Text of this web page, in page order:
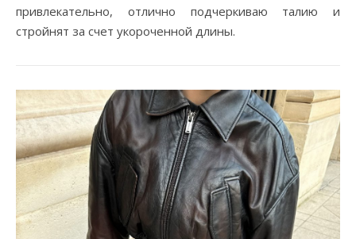
привлекательно, отлично подчеркиваю талию и
стройнят за счет укороченной длины.